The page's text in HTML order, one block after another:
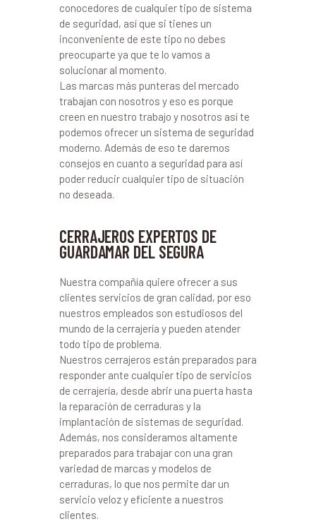
conocedores de cualquier tipo de sistema
de seguridad, así que si tienes un
inconveniente de este tipo no debes
preocuparte ya que te lo vamos a
solucionar al momento.
Las marcas más punteras del mercado
trabajan con nosotros y eso es porque
creen en nuestro trabajo y nosotros así te
podemos ofrecer un sistema de seguridad
moderno. Además de eso te daremos
consejos en cuanto a seguridad para así
poder reducir cualquier tipo de situación
no deseada.
CERRAJEROS EXPERTOS DE
GUARDAMAR DEL SEGURA
Nuestra compañía quiere ofrecer a sus
clientes servicios de gran calidad, por eso
nuestros empleados son estudiosos del
mundo de la cerrajería y pueden atender
todo tipo de problema.
Nuestros cerrajeros están preparados para
responder ante cualquier tipo de servicios
de cerrajería, desde abrir una puerta hasta
la reparación de cerraduras y la
implantación de sistemas de seguridad.
Además, nos consideramos altamente
preparados para trabajar con una gran
variedad de marcas y modelos de
cerraduras, lo que nos permite dar un
servicio veloz y eficiente a nuestros
clientes.